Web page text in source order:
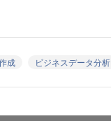
成 ビジネスデータ分析